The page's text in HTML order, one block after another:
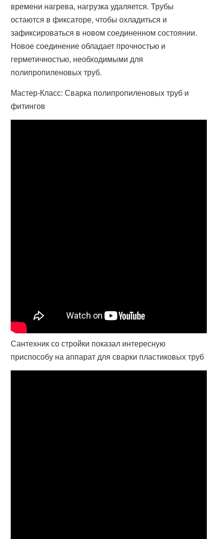
времени нагрева, нагрузка удаляется. Трубы
остаются в фиксаторе, чтобы охладиться и
зафиксироваться в новом соединенном состоянии.
Новое соединение обладает прочностью и
герметичностью, необходимыми для
полипропиленовых труб.
Мастер-Класс: Сварка полипропиленовых труб и
фитингов
Сантехник со стройки показал интересную
приспособу на аппарат для сварки пластиковых труб